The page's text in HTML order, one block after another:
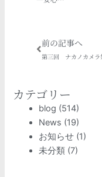
Prev
前の記事へ
第三回 ナカノカメラ
カテゴリー
blog (514)
News (19)
お知らせ (1)
未分類 (7)